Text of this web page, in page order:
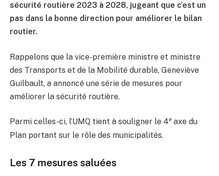
sécurité routière 2023 à 2028, jugeant que c’est un
pas dans la bonne direction pour améliorer le bilan
routier.
Rappelons que la vice-première ministre et ministre
des Transports et de la Mobilité durable, Geneviève
Guilbault, a annoncé une série de mesures pour
améliorer la sécurité routière.
Parmi celles-ci, l’UMQ tient à souligner le 4e axe du
Plan portant sur le rôle des municipalités.
Les 7 mesures saluées